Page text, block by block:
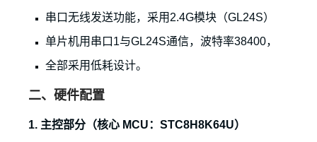
串口无线发送功能，采用2.4G模块（GL24S）
单片机用串口1与GL24S通信，波特率38400，
全部采用低耗设计。
二、硬件配置
1. 主控部分（核心 MCU：STC8H8K64U）